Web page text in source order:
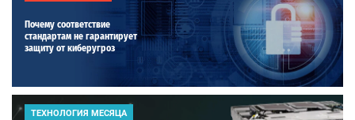
Почему соответствие
стандартам не гарантирует
защиту от киберугроз
ТЕХНОЛОГИЯ МЕСЯЦА